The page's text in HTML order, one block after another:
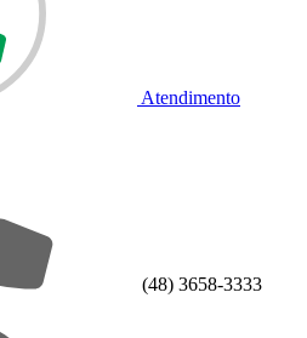
Atendimento
(48) 3658-3333